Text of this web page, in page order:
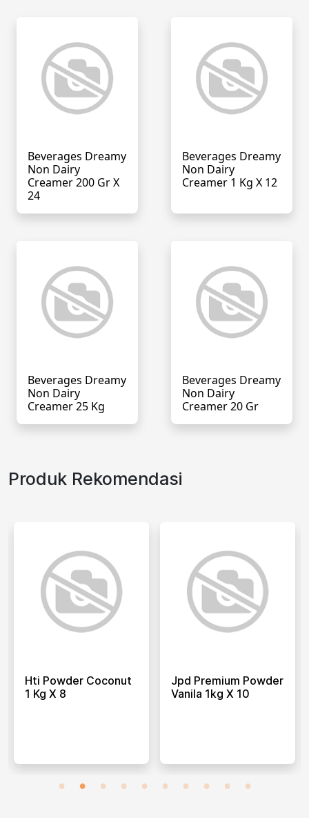
Beverages Dreamy
Non Dairy
Creamer 200 Gr X
24
Beverages Dreamy
Non Dairy
Creamer 1 Kg X 12
Beverages Dreamy
Non Dairy
Creamer 25 Kg
Beverages Dreamy
Non Dairy
Creamer 20 Gr
Produk Rekomendasi
Hti Powder Coconut
1 Kg X 8
Jpd Premium Powder
Vanila 1kg X 10